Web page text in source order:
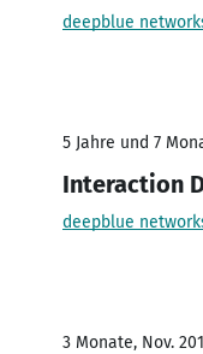
deepblue
5 Jahre und 7
Interaction
deepblue
3 Monate, Nov.